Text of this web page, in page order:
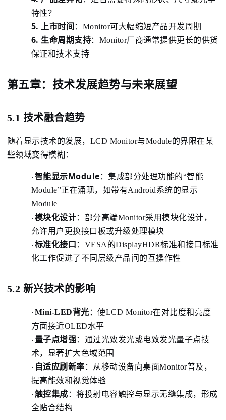
特性？
5. 上市时间 ： Monitor可大幅缩短产品开发周期
6.生命周期支持： Monitor厂商通常提供更长的供货
保证和技术支持
第五章：技术发展趋势与未来展望
5.1 技术融合趋势
随着显示技术的发展，LCD Monitor与Module的界限在某
些领域变得模糊：
· 智能显示Module ：集成部分处理功能的“智能
Module”正在涌现，如带有Android系统的显示
Module
· 模块化设计： 部分高端Monitor采用模块化设计，
允许用户更换接口板或升级处理模块
· 标准化接口 ： VESA的DisplayHDR标准和接口标准
化工作促进了不同层级产品间的互操作性
5.2 新兴技术的影响
· Mini-LED背光 ：使LCD Monitor在对比度和亮度
方面接近OLED水平
· 量子点增强： 通过光致发光或电致发光量子点技
术，显著扩大色域范围
· 自适应刷新率 ：
从移动设备向桌面Monitor普及，
提高能效和视觉体验
· 触控集成 ：将投射电容触控与显示无缝集成，形成
全贴合结构